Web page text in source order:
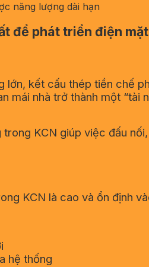
năng lượng dài hạn
để phát triển điện
lớn, kết cấu thép tiền chế
mái nhà trở thành một “tài
KCN giúp việc đấu
KCN là cao và ổn định
hệ thống